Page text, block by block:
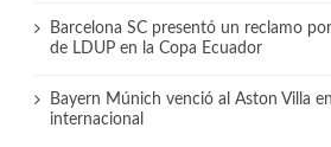
Barcelona SC presentó un reclamo
de LDUP en la Copa Ecuador
Bayern Múnich venció al Aston Villa
internacional